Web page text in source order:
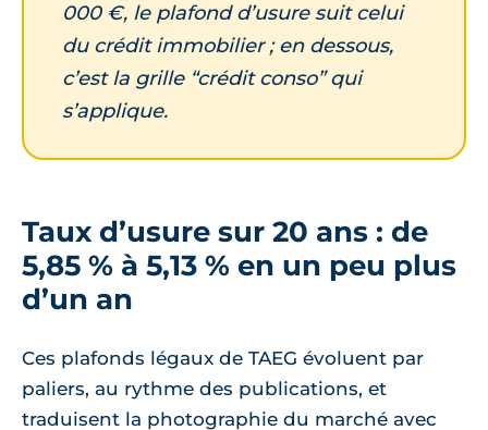
000 €, le plafond d’usure suit celui
du crédit immobilier ; en dessous,
c’est la grille “crédit conso” qui
s’applique.
Taux d’usure sur 20 ans : de
5,85 % à 5,13 % en un peu plus
d’un an
Ces plafonds légaux de TAEG évoluent par
paliers, au rythme des publications, et
traduisent la photographie du marché avec